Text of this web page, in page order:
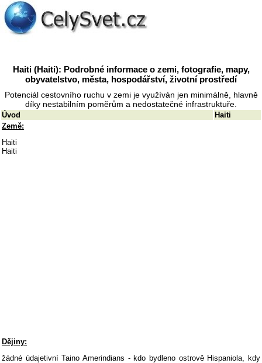
Haiti (Haiti): Podrobné informace o zemi, fotografie, mapy,
obyvatelstvo, města, hospodářství, životní prostředí
Potenciál cestovního ruchu v zemi je využíván jen minimálně, hlavně
díky nestabilním poměrům a nedostatečné infrastruktuře.
Úvod
Haiti
Země:
Haiti
Haiti
Dějiny:
žádné údajetivní Taino Amerindians - kdo bydleno ostrově Hispaniola, kdy